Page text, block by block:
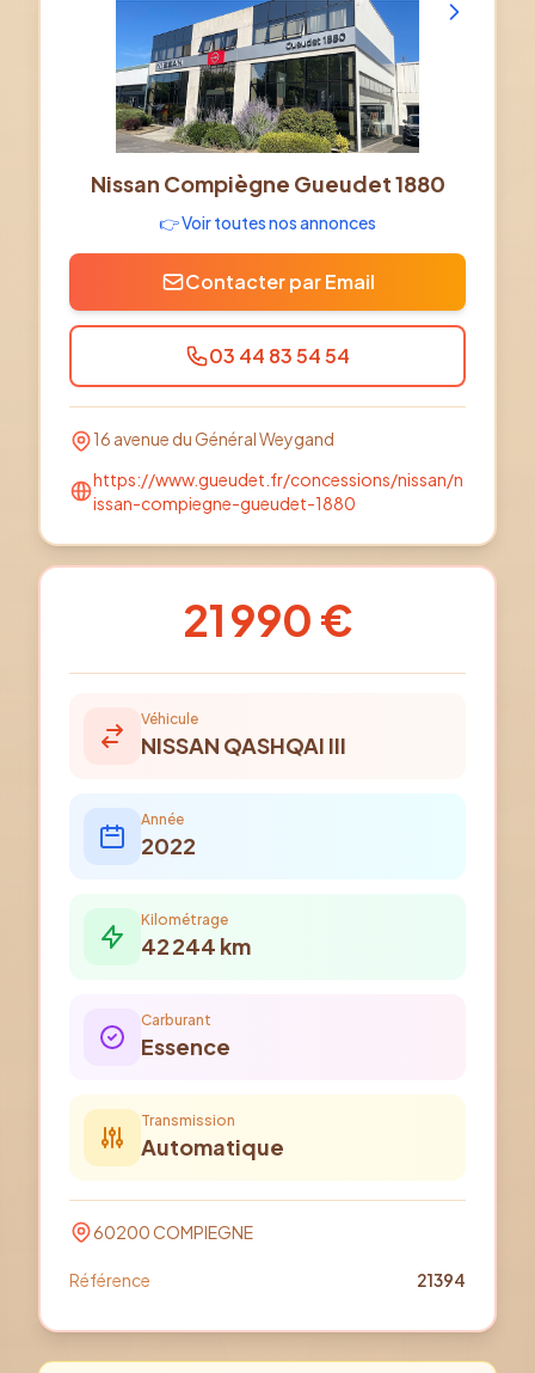
Nissan Compiègne Gueudet 1880
👉 Voir toutes nos annonces
Contacter par Email
03 44 83 54 54
16 avenue du Général Weygand
https://www.gueudet.fr/concessions/nissan/n
issan-compiegne-gueudet-1880
21 990 €
Véhicule
NISSAN QASHQAI III
Année
2022
Kilométrage
42 244 km
Carburant
Essence
Transmission
Automatique
60200COMPIEGNE
Référence 21394